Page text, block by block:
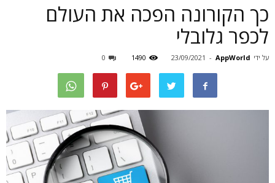
כך הקורונה הפכה את העולם
לכפר גלובלי
על ידי AppWorld
-
23/09/2021
1490
0